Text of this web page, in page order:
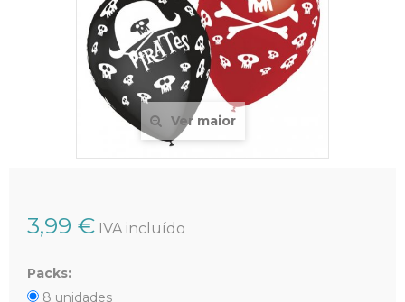
Ver maior
3,99 € IVA incluído
Packs:
8 unidades